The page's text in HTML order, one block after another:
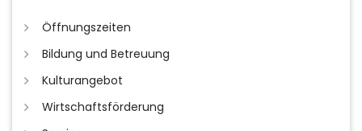
Öffnungszeiten
Bildung und Betreuung
Kulturangebot
Wirtschaftsförderung